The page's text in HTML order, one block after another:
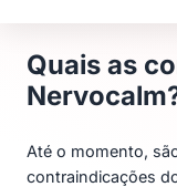
Quais as
Até o momento,
contraindicações